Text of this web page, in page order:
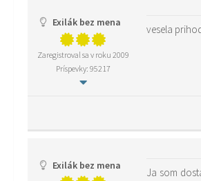
Exilák bez mena
Zaregistroval sa v roku 2009
Príspevky: 95217
vesela
Exilák bez mena
Ja som